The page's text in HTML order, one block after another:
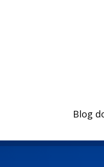
Blog